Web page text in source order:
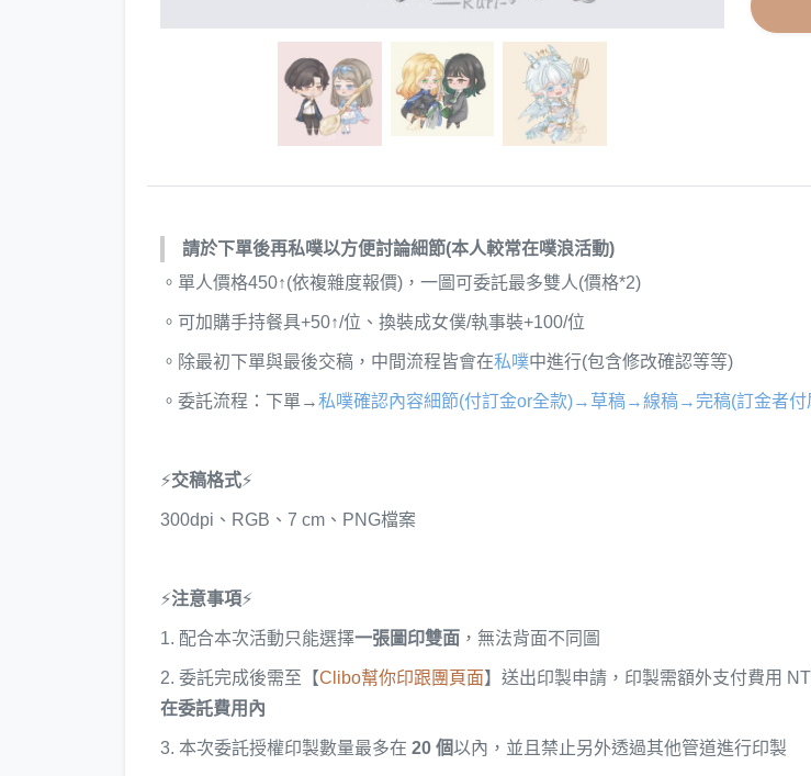
請於下單後再私噗以方便討論細節(本人較常在噗浪活動)
。單人價格450↑(依複雜度報價)，一圖可委託最多雙人(價格*2)
。可加購手持餐具+50↑/位、換裝成女僕/執事裝+100/位
。除最初下單與最後交稿，中間流程皆會在私噗中進行(包含修改確認等等)
。委託流程：下單→私噗確認內容細節(付訂金or全款)→草稿→線稿→完稿(訂金者付
⚡交稿格式⚡
300dpi、RGB、7 cm、PNG檔案
⚡注意事項⚡
1. 配合本次活動只能選擇一張圖印雙面 ，無法背面不同圖
2. 委託完成後需至【Clibo幫你印跟團頁面】送出印製申請，印製需額外支付費用
在委託費用內
3. 本次委託授權印製數量最多在 20 個以內，並且禁止另外透過其他管道進行印製